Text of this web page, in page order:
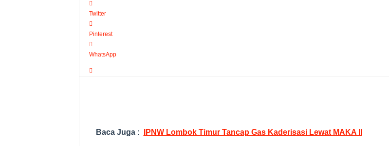
Twitter
Pinterest
WhatsApp
Baca Juga : IPNW Lombok Timur Tancap Gas Kaderisasi Lewat MAKA II